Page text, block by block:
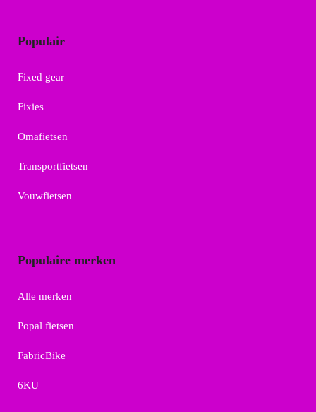
Populair
Fixed gear
Fixies
Omafietsen
Transportfietsen
Vouwfietsen
Populaire merken
Alle merken
Popal fietsen
FabricBike
6KU